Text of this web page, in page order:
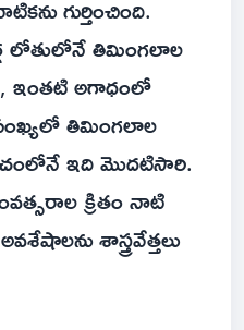
గుర్తించింది.
లోతులోనే తిమింగలాల
ఇంతటి అగాధంలో
తిమింగలాల
ఇది మొదటిసారి.
క్రితం నాటి
శాస్త్రవేత్తలు